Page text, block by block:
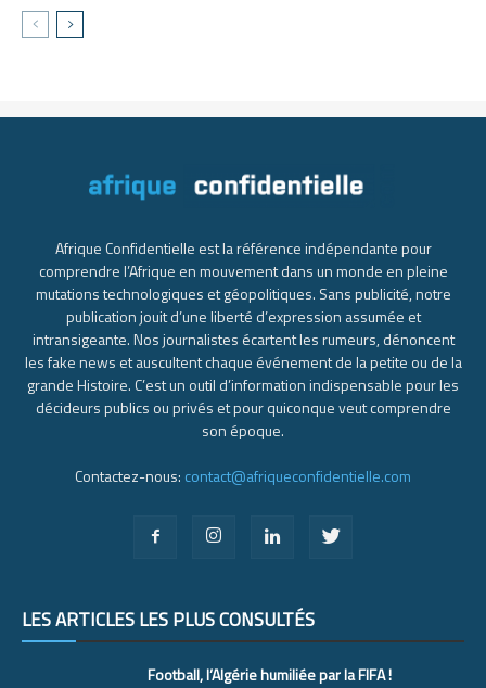
Afrique Confidentielle est la référence indépendante pour
comprendre l’Afrique en mouvement dans un monde en pleine
mutations technologiques et géopolitiques. Sans publicité, notre
publication jouit d’une liberté d’expression assumée et
intransigeante. Nos journalistes écartent les rumeurs, dénoncent
les fake news et auscultent chaque événement de la petite ou de la
grande Histoire. C’est un outil d’information indispensable pour les
décideurs publics ou privés et pour quiconque veut comprendre
son époque.
Contactez-nous: contact@afriqueconfidentielle.com
LES ARTICLES LES PLUS CONSULTÉS
Football, l’Algérie humiliée par la FIFA !